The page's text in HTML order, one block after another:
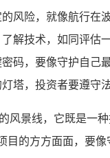
风险，就像航行
解技术，如同评估
码，要像守护自己
塔，投资者要遵守
风景线，它既是一
的方方面面，要